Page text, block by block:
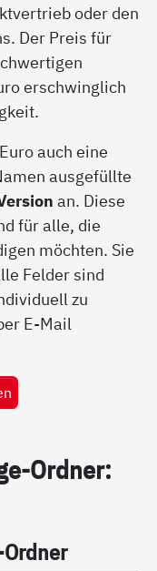
oder den
Der Preis für
erschwinglich
auch eine
ausgefüllte
an. Diese
für alle, die
möchten. Sie
Felder sind
zu
E-Mail
Ord­ner: